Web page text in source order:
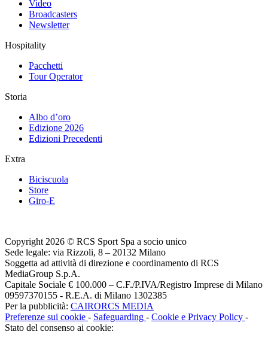
Video
Broadcasters
Newsletter
Hospitality
Pacchetti
Tour Operator
Storia
Albo d’oro
Edizione 2026
Edizioni Precedenti
Extra
Biciscuola
Store
Giro-E
Copyright 2026 © RCS Sport Spa a socio unico
Sede legale: via Rizzoli, 8 – 20132 Milano
Soggetta ad attività di direzione e coordinamento di RCS
MediaGroup S.p.A.
Capitale Sociale € 100.000 – C.F./P.IVA/Registro Imprese di Milano
09597370155 - R.E.A. di Milano 1302385
Per la pubblicità: CAIRORCS MEDIA
Preferenze sui cookie - Safeguarding - Cookie e Privacy Policy -
Stato del consenso ai cookie: